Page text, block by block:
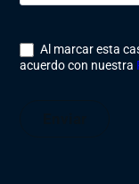
Al marcar esta
acuerdo con nuestra